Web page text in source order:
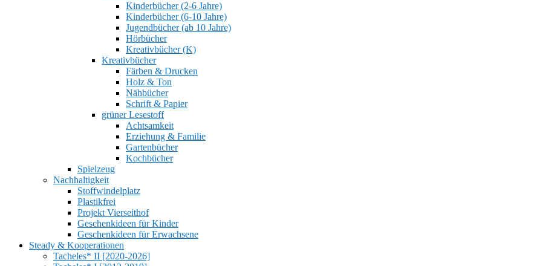
Kinderbücher (2-6 Jahre)
Kinderbücher (6-10 Jahre)
Jugendbücher (ab 10 Jahre)
Hörbücher
Kreativbücher (K)
Kreativbücher
Färben & Drucken
Holz & Ton
Nähbücher
Schrift & Papier
grüner Lesestoff
Achtsamkeit
Erziehung & Familie
Gartenbücher
Kochbücher
Spielzeug
Nachhaltigkeit
Stoffwindelplatz
Plastikfrei
Projekt Vierseithof
Geschenkideen für Kinder
Geschenkideen für Erwachsene
Steady & Kooperationen
Tacheles* II [2020-2026]